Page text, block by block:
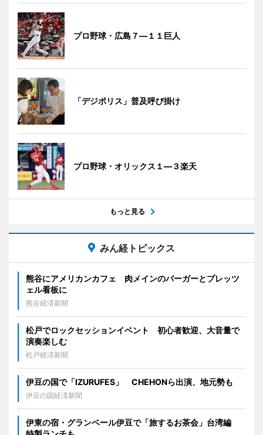
プロ野球・広島７―１１巨人
「デジポリス」普及呼び掛け
プロ野球・オリックス１―３楽天
もっと見る
みん経トピックス
熊谷にアメリカンカフェ 肉メインのバーガーとプレッツ
ェル看板に
熊谷経済新聞
松戸でロックセッションイベント 初心者歓迎、大音量で
演奏楽しむ
松戸経済新聞
伊豆の国で「IZURUFES」 CHEHONら出演、地元勢も
伊豆の国経済新聞
伊東の宿・グランベール伊豆で「旅するお茶会」台湾編